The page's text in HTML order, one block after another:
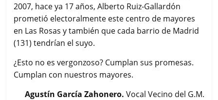
2007, hace ya 17 años, Alberto Ruiz-Gallardón
prometió electoralmente este centro de mayores
en Las Rosas y también que cada barrio de Madrid
(131) tendrían el suyo.
¿Esto no es vergonzoso? Cumplan sus promesas.
Cumplan con nuestros mayores.
Agustín García Zahonero. Vocal Vecino del G.M.